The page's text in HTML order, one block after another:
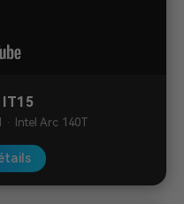
IT15
· Intel Arc 140T